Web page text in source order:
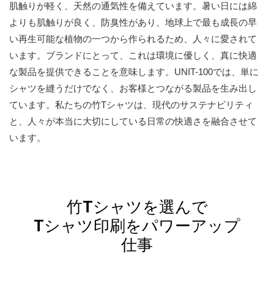
肌触りが軽く、天然の通気性を備えています。暑い日には綿
よりも肌触りが良く、防臭性があり、地球上で最も成長の早
い再生可能な植物の一つから作られるため、人々に愛されて
います。ブランドにとって、これは環境に優しく、真に快適
な製品を提供できることを意味します。UNIT-100では、単に
シャツを縫うだけでなく、お客様とつながる製品を生み出し
ています。私たちの竹Tシャツは、現代のサステナビリティ
と、人々が本当に大切にしている日常の快適さを融合させて
います。
竹Tシャツを選んで
Tシャツ印刷をパワーアップ
仕事